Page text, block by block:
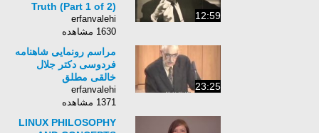
12:59
Truth (Part 1 of 2)
erfanvalehi
1630 مشاهده
23:25
مراسم رونمایی شاهنامه
فردوسی دکتر جلال
خالقی مطلق
erfanvalehi
1371 مشاهده
LINUX PHILOSOPHY